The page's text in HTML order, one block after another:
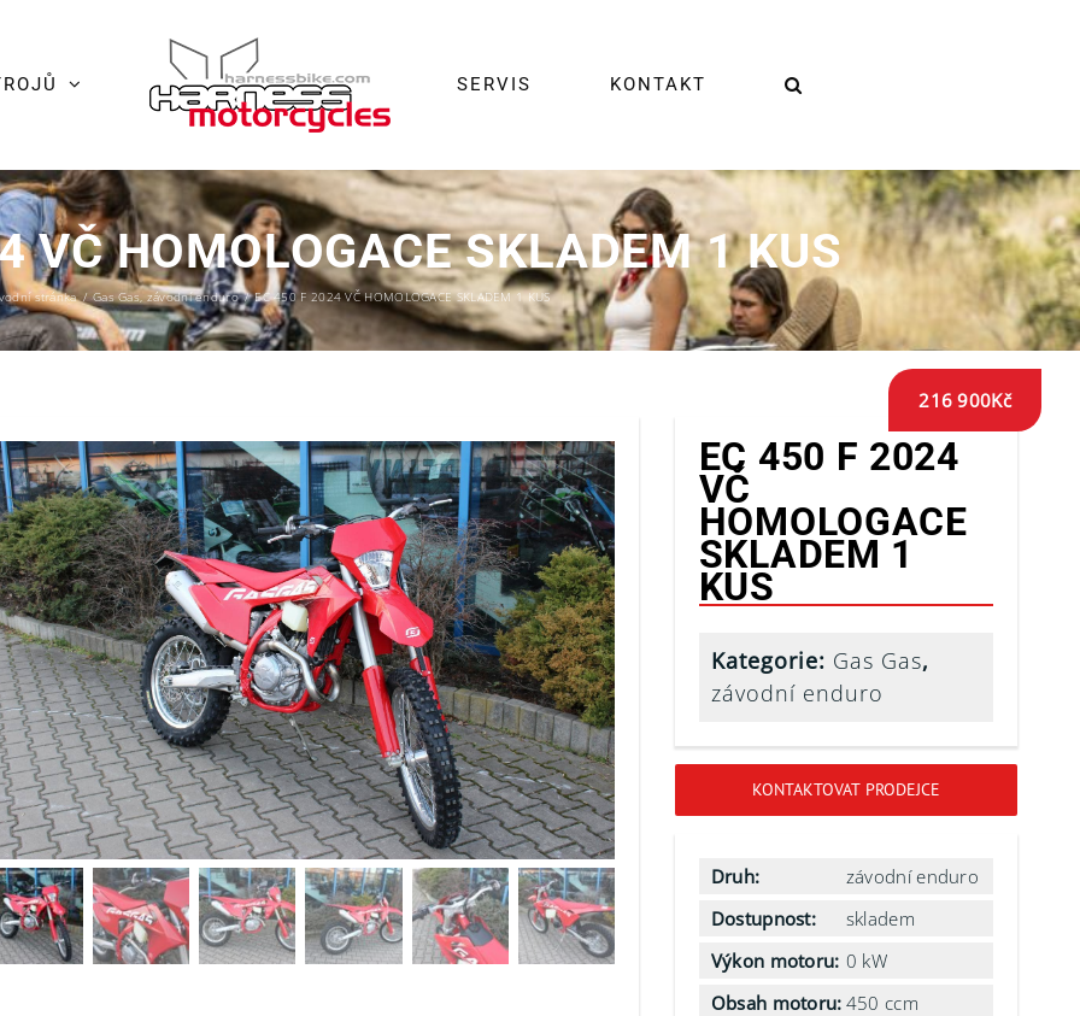
SERVIS KONTAKT
VČ HOMOLOGACE SKLADEM 1 KUS
stránka / Gas Gas,závodní enduro / EC 450 F 2024 VČ HOMOLOGACE SKLADEM 1 KUS
EC 450 F 2024
VČ
HOMOLOGACE
SKLADEM 1
KUS
216 900Kč
Kategorie: Gas Gas,
závodní enduro
KONTAKTOVAT PRODEJCE
Druh:
závodní enduro
Dostupnost:
skladem
Výkon motoru: 0 kW
Obsah motoru: 450 ccm